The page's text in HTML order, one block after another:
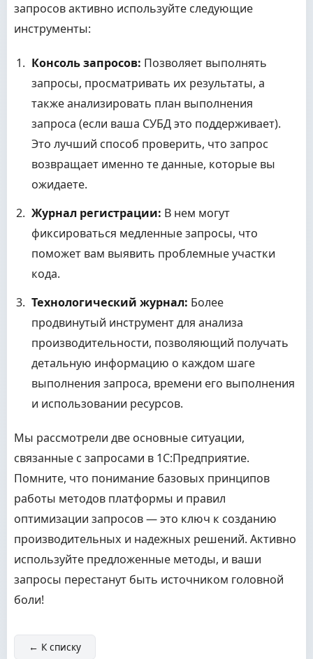
запросов активно используйте следующие
инструменты:
Консоль запросов: Позволяет выполнять
запросы, просматривать их результаты, а
также анализировать план выполнения
запроса (если ваша СУБД это поддерживает).
Это лучший способ проверить, что запрос
возвращает именно те данные, которые вы
ожидаете.
Журнал регистрации: В нем могут
фиксироваться медленные запросы, что
поможет вам выявить проблемные участки
кода.
Технологический журнал: Более
продвинутый инструмент для анализа
производительности, позволяющий получать
детальную информацию о каждом шаге
выполнения запроса, времени его выполнения
и использовании ресурсов.
Мы рассмотрели две основные ситуации,
связанные с запросами в 1С:Предприятие.
Помните, что понимание базовых принципов
работы методов платформы и правил
оптимизации запросов — это ключ к созданию
производительных и надежных решений. Активно
используйте предложенные методы, и ваши
запросы перестанут быть источником головной
боли!
← К списку